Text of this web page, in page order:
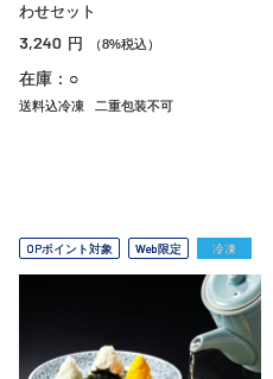
わせセット
3,240 円 （8%税込）
在庫：○
送料込冷凍 二重包装不可
OPポイント対象 Web限定 冷凍